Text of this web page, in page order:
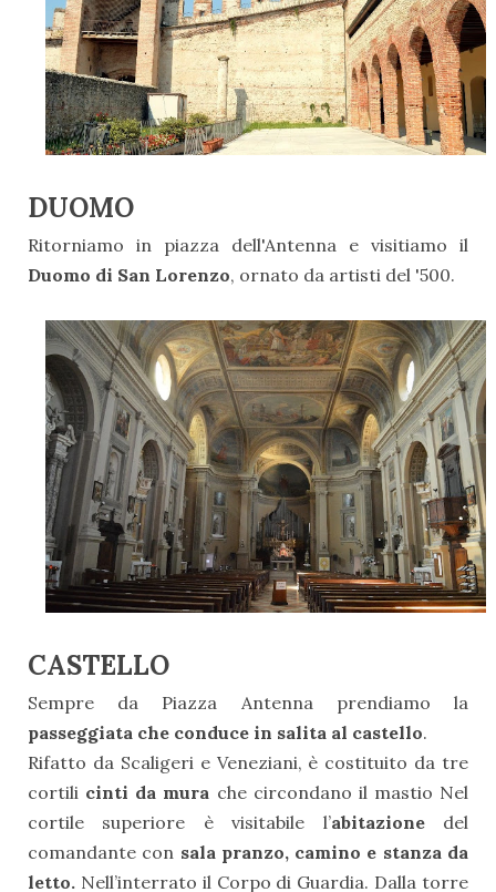
DUOMO
Ritorniamo in piazza dell'Antenna e visitiamo il
Duomo di San Lorenzo, ornato da artisti del '500.
CASTELLO
Sempre da Piazza Antenna prendiamo la
passeggiata che conduce in salita al castello.
Rifatto da Scaligeri e Veneziani, è costituito da tre
cortili cinti da mura che circondano il mastio Nel
cortile superiore è visitabile l’abitazione del
comandante con sala pranzo, camino e stanza da
letto. Nell’interrato il Corpo di Guardia. Dalla torre